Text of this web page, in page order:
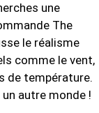
une
The
le réalisme
comme le vent,
de température.
autre monde !